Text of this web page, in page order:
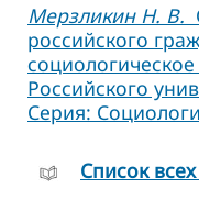
Мерзликин Н. В.
российского
Российского
Серия:
Cписок